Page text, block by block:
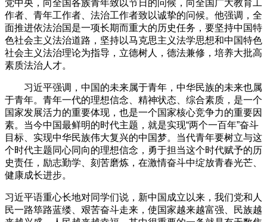
党中央，向全国各族青年致以节日的问候，向全国广大教育工
作者、青年工作者、法治工作者致以诚挚的问候。他强调，全
面推进依法治国是一项长期而重大的历史任务，要坚持中国特
色社会主义法治道路，坚持以马克思主义法学思想和中国特色
社会主义法治理论为指导，立德树人，德法兼修，培养大批高
素质法治人才。
习近平强调，中国的未来属于青年，中华民族的未来也属
于青年。青年一代的理想信念、精神状态、综合素质，是一个
国家发展活力的重要体现，也是一个国家核心竞争力的重要因
素。当今中国最鲜明的时代主题，就是实现“两个一百年”奋斗
目标、实现中华民族伟大复兴的中国梦。当代青年要树立与这
个时代主题同心同向的理想信念，勇于担当这个时代赋予的历
史责任，励志勤学、刻苦磨炼，在激情奋斗中绽放青春光芒、
健康成长进步。
习近平语重心长地对同学们说，新中国成立以来，我们党和人
民一路筚路蓝缕、艰苦奋斗走来，使国家越来越富强、民族越